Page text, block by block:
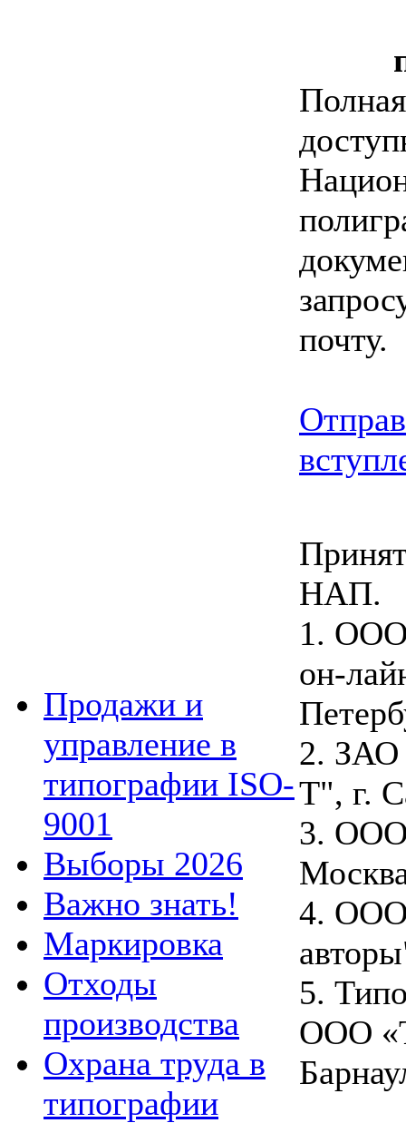
Продажи и
управление в
типографии ISO-
9001
Выборы 2026
Важно знать!
Маркировка
Отходы
производства
Охрана труда в
типографии
почту.
НАП.
1.
он-
2. ЗАО
Т", г.
3.
4.
5.
ООО